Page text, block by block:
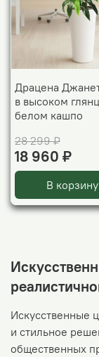
Драцена
в высоком
белом кашпо
28 299 ₽
18 960 ₽
В корзину
Искусственные
и стильное
общественных